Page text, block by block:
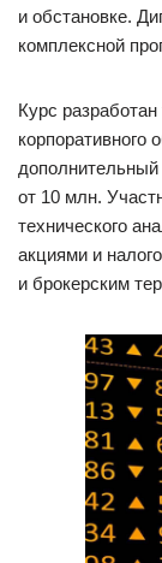
и обстановке.
комплексной
Курс
корпоративного
дополнительный
от 10 млн.
технического
акциями и
и брокерским